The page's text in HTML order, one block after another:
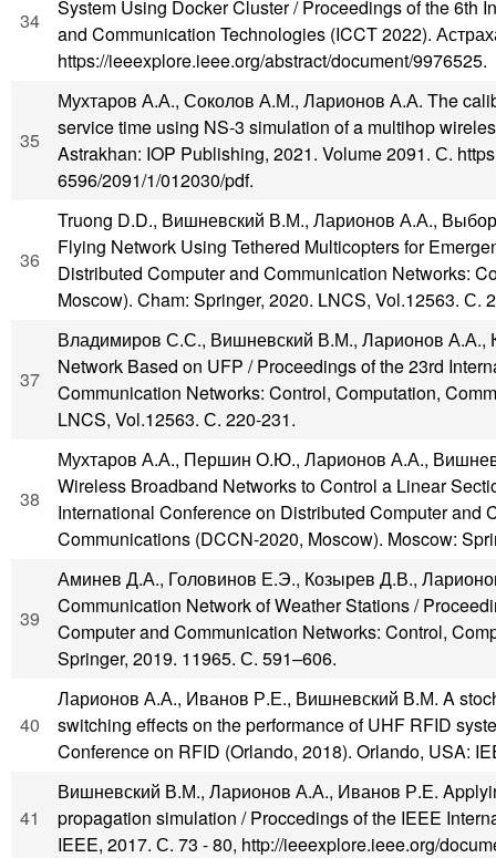
34
System Using Docker Cluster / Proceedings of the 6th
and Communication Technologies (ICCT 2022).
https://ieeexplore.ieee.org/abstract/document/9976525.
35
Мухтаров А.А., Соколов А.М., Ларионов А.А. The
service time using NS-3 simulation of a multihop
Astrakhan: IOP Publishing, 2021. Volume 2091. С.
6596/2091/1/012030/pdf.
36
Truong D.D., Вишневский В.М., Ларионов А.А.,
Flying Network Using Tethered Multicopters for
Distributed Computer and Communication Networks:
Moscow). Cham: Springer, 2020. LNCS, Vol.12563. С.
37
Владимиров С.С., Вишневский В.М., Ларионов А.А.,
Network Based on UFP / Proceedings of the 23rd
Communication Networks: Control, Computation,
LNCS, Vol.12563. С. 220-231.
38
Мухтаров А.А., Першин О.Ю., Ларионов А.А.,
Wireless Broadband Networks to Control a Linear
International Conference on Distributed Computer and
Communications (DCCN-2020, Moscow). Moscow:
39
Аминев Д.А., Головинов Е.Э., Козырев Д.В.,
Communication Network of Weather Stations /
Computer and Communication Networks: Control,
Springer, 2019. 11965. С. 591–606.
40
Ларионов А.А., Иванов Р.Е., Вишневский В.М. A
switching effects on the performance of UHF RFID
Conference on RFID (Orlando, 2018). Orlando, USA:
41
Вишневский В.М., Ларионов А.А., Иванов Р.Е.
propagation simulation / Proccedings of the IEEE
IEEE, 2017. С. 73 - 80, http://ieeexplore.ieee.org/